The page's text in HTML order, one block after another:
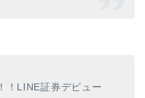
！LINE証券デビュー